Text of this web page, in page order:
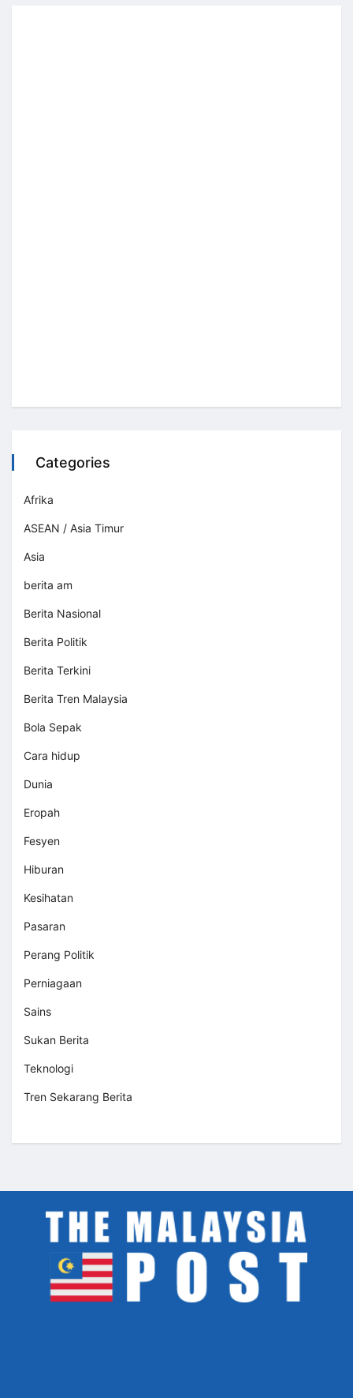
Categories
Afrika
ASEAN / Asia Timur
Asia
berita am
Berita Nasional
Berita Politik
Berita Terkini
Berita Tren Malaysia
Bola Sepak
Cara hidup
Dunia
Eropah
Fesyen
Hiburan
Kesihatan
Pasaran
Perang Politik
Perniagaan
Sains
Sukan Berita
Teknologi
Tren Sekarang Berita